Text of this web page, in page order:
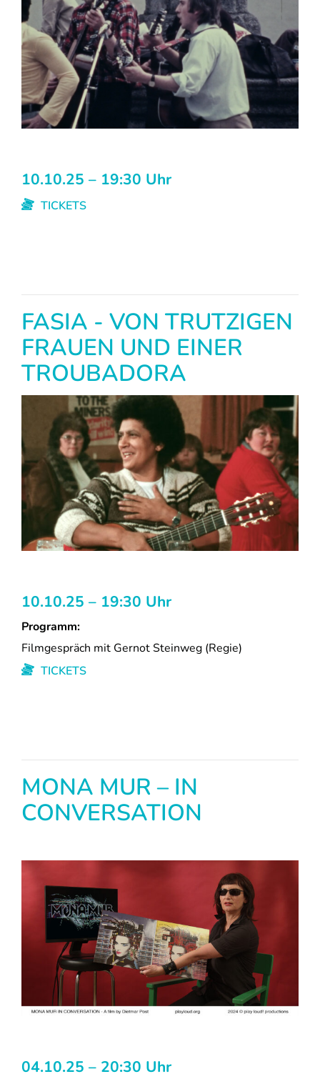
10.10.25 – 19:30 Uhr
TICKETS
FASIA - VON TRUTZIGEN
FRAUEN UND EINER
TROUBADORA
10.10.25 – 19:30 Uhr
Programm:
Filmgespräch mit Gernot Steinweg (Regie)
TICKETS
MONA MUR – IN
CONVERSATION
04.10.25 – 20:30 Uhr